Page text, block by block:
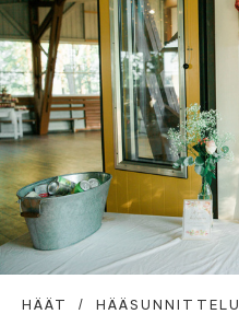
HÄÄT HÄÄSUNNITTELU